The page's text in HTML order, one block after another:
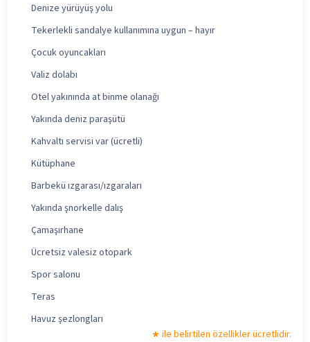
Denize yürüyüş yolu
Tekerlekli sandalye kullanımına uygun – hayır
Çocuk oyuncakları
Valiz dolabı
Otel yakınında at binme olanağı
Yakında deniz paraşütü
Kahvaltı servisi var (ücretli)
Kütüphane
Barbekü ızgarası/ızgaraları
Yakında şnorkelle dalış
Çamaşırhane
Ücretsiz valesiz otopark
Spor salonu
Teras
Havuz şezlongları
ile belirtilen özellikler ücretlidir.